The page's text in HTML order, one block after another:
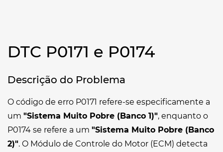
DTC P0171 e P0174
Descrição do Problema
O código de erro P0171 refere-se especificamente a
um "Sistema Muito Pobre (Banco 1)", enquanto o
P0174 se refere a um "Sistema Muito Pobre (Banco
2)". O Módulo de Controle do Motor (ECM) detecta